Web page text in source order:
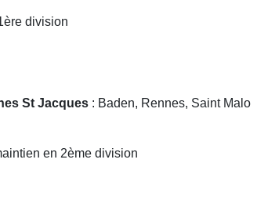
division
St Jacques : Baden, Rennes, Saint Malo
en 2ème division